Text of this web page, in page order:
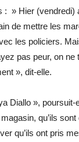
» Hier (vendredi)
de mettre les
les policiers.
pas peur, on
», dit-elle.
Diallo »,
qu’ils
qu’ils ont pris